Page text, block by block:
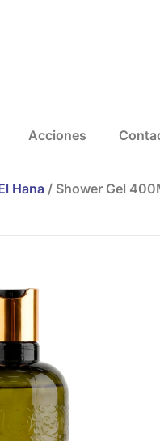
Acciones
Hana / Shower Gel